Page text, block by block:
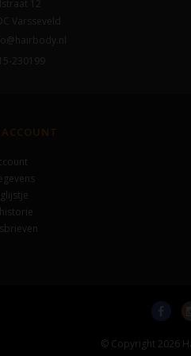
12
Varsseveld
230199
© Copyright 2026